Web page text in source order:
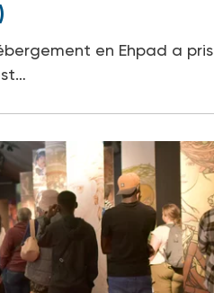
en Ehpad a pris